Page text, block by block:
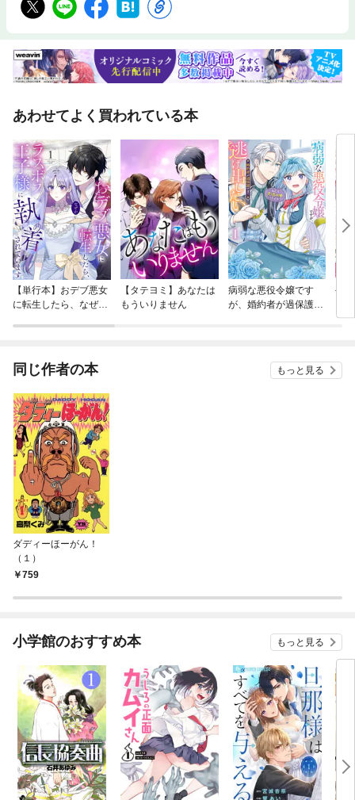
あわせてよく買われている本
【単行本】おデブ悪女
に転生したら、なぜか
【タテヨミ】あなたは
もういりません
病弱な悪役令嬢です
が、婚約者が過保護す
公
同じ作者の本 もっと見る
ダディーほーがん！
（１）
759
小学館のおすすめ本 もっと見る